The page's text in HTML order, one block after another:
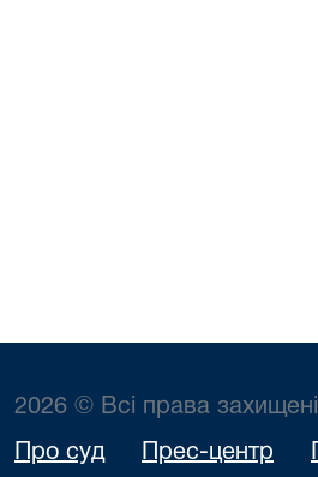
2026 © Всі права захищені
Про суд Прес-центр